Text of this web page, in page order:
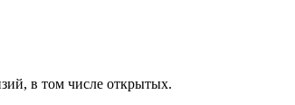
в том числе открытых.